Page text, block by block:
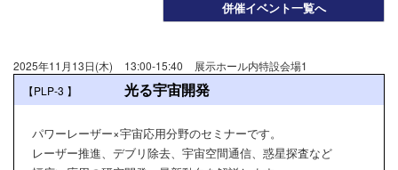
併催イベント一覧へ
2025年11月13日(木) 13:00-15:40
展示ホール内特設会場1
【PLP-3 】 光る宇宙開発
パワーレーザー×宇宙応用分野のセミナーです。
レーザー推進、デブリ除去、宇宙空間通信、惑星探査など